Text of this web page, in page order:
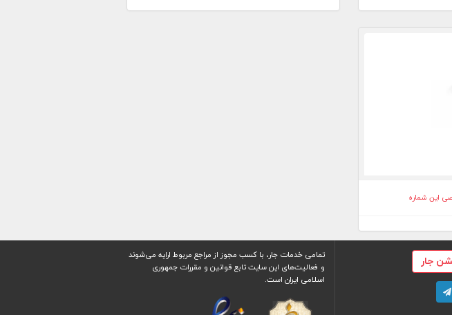
این شماره
جار
تمامی خدمات جار، با کسب مجوز از مراجع مربوط ارایه می‌شوند
و فعاليت‌های اين سايت تابع قوانين و مقررات جمهوری
اسلامی ايران است.